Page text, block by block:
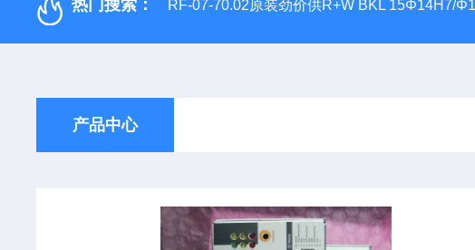
热门搜索： RF-07-70.02原装劲价供R+W BKL 15Φ14H7/
产品中心